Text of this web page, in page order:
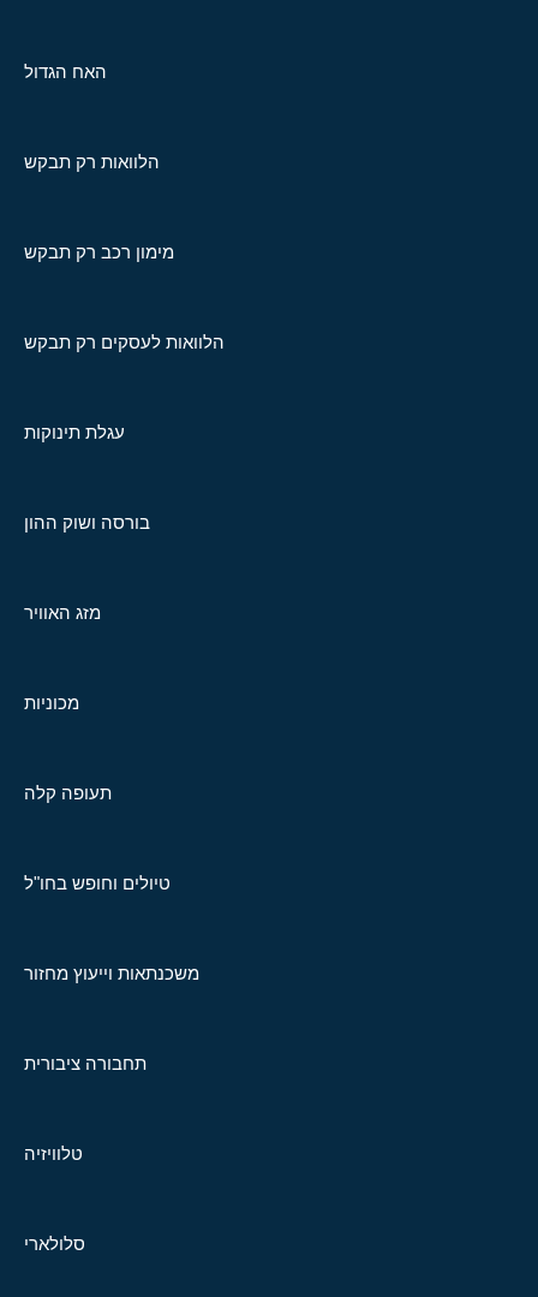
האח הגדול
הלוואות רק תבקש
מימון רכב רק תבקש
הלוואות לעסקים רק תבקש
עגלת תינוקות
בורסה ושוק ההון
מזג האוויר
מכוניות
תעופה קלה
טיולים וחופש בחו"ל
משכנתאות וייעוץ מחזור
תחבורה ציבורית
טלוויזיה
סלולארי